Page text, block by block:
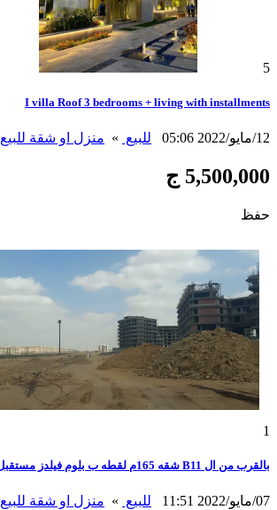
5
I villa Roof 3 bedrooms + living with installments
12/مايو/2022 05:06 للبيع » منزل او شقة للبيع
5,500,000 ج
حفظ
1
بالقرب من ال B11 شقه 165م لقطه ب بلوم فيلدز مستقبل سيتي
07/مايو/2022 11:51 للبيع » منزل او شقة للبيع